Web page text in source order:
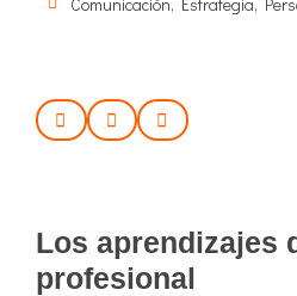
Los aprendizajes
profesional